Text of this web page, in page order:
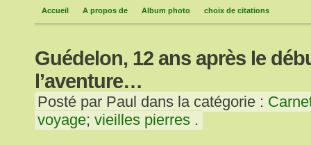
Accueil A propos de Album photo choix de citations
Guédelon, 12 ans après le
l’aventure…
Posté par Paul dans la catégorie :
voyage; vieilles pierres .